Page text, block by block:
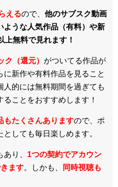
えるので、 他のサブスク動画
ような人気作品（有料）や新
上無料で見れます！
（還元） がついてる作品が
新作や有料作品を見ること
人的には無料期間を過ぎても
ことをおすすめします！
もたくさんありますので、ポ
しても毎日楽しめます。
り、 1つの契約でアカウン
ます。しかも、
同時視聴も